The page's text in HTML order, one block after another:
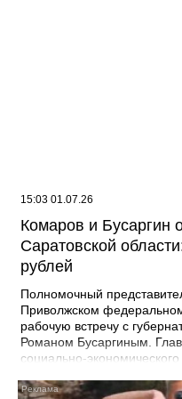
15:03 01.07.26
Комаров и Бусаргин
Саратовской
рублей
Полномочный
Приволжском
рабочую встречу с
Романом Бусаргиным.
социально-
правительства, в 2025